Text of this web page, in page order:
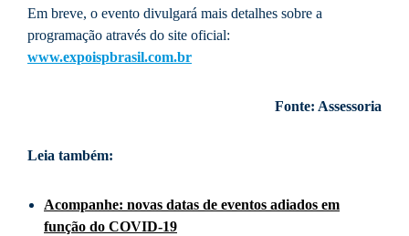
Em breve, o evento divulgará mais detalhes sobre a
programação através do site oficial:
www.expoispbrasil.com.br
Fonte: Assessoria
Leia também:
Acompanhe: novas datas de eventos adiados em
função do COVID-19